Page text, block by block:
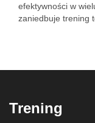
efektywności w
zaniedbuje trening
Trening